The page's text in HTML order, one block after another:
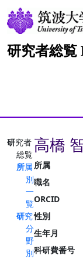
研究者総覧
研究者
総覧
所属
別
一
覧
研究
分
野
別
高橋
所属
職名
ORCID
性別
生年月
科研費番号